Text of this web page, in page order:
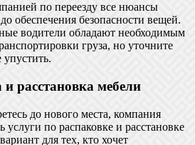
по переезду все нюансы
обеспечения безопасности вещей.
водители обладают необходимым
груза, но уточните
упустить.
расстановка мебели
до нового места, компания
по распаковке и расстановке
для тех, кто хочет